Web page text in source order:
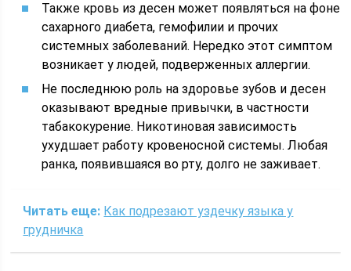
Также кровь из десен может появляться на фоне
сахарного диабета, гемофилии и прочих
системных заболеваний. Нередко этот симптом
возникает у людей, подверженных аллергии.
Не последнюю роль на здоровье зубов и десен
оказывают вредные привычки, в частности
табакокурение. Никотиновая зависимость
ухудшает работу кровеносной системы. Любая
ранка, появившаяся во рту, долго не заживает.
Читать еще: Как подрезают уздечку языка у
грудничка